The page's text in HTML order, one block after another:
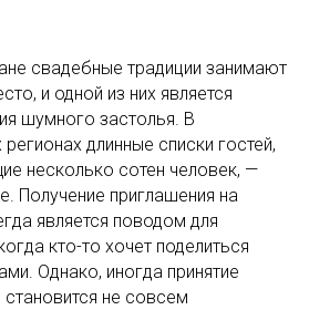
свадебные традиции занимают
и одной из них является
шумного застолья. В
длинные списки гостей,
несколько сотен человек, —
Получение приглашения на
является поводом для
кто-то хочет поделиться
Однако, иногда принятие
не совсем